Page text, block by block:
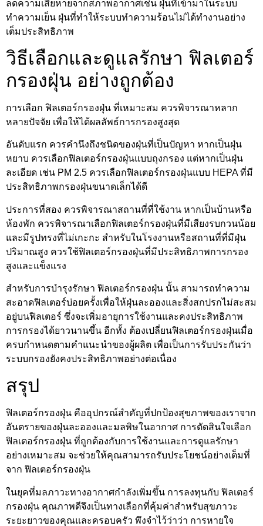
ลดความเสียหายจากสภาพอากาศเช่น ฝุ่นที่เข้ามาในระบบ
ทำความเย็น ฝุ่นที่ทำให้ระบบทำความร้อนไม่ได้ทำงานอย่าง
เต็มประสิทธิภาพ
วิธีเลือกและดูแลรักษา ฟิลเตอร์
กรองฝุ่น อย่างถูกต้อง
การเลือก ฟิลเตอร์กรองฝุ่น ที่เหมาะสม ควรพิจารณาหลาก
หลายปัจจัย เพื่อให้ได้ผลลัพธ์การกรองสูงสุด
อันดับแรก ควรคำนึงถึงชนิดของฝุ่นที่เป็นปัญหา หากเป็นฝุ่น
หยาบ ควรเลือกฟิลเตอร์กรองฝุ่นแบบถุงกรอง แต่หากเป็นฝุ่น
ละเอียด เช่น PM 2.5 ควรเลือกฟิลเตอร์กรองฝุ่นแบบ HEPA ที่มี
ประสิทธิภาพกรองฝุ่นขนาดเล็กได้ดี
ประการที่สอง ควรพิจารณาสถานที่ที่ใช้งาน หากเป็นบ้านหรือ
ห้องพัก ควรพิจารณาเลือกฟิลเตอร์กรองฝุ่นที่มีเสียงรบกวนน้อย
และมีรูปทรงที่ไม่เกะกะ สำหรับในโรงงานหรือสถานที่ที่มีฝุ่น
ปริมาณสูง ควรใช้ฟิลเตอร์กรองฝุ่นที่มีประสิทธิภาพการกรอง
สูงและแข็งแรง
สำหรับการบำรุงรักษา ฟิลเตอร์กรองฝุ่น นั้น สามารถทำความ
สะอาดฟิลเตอร์บ่อยครั้งเพื่อให้ฝุ่นละอองและสิ่งสกปรกไม่สะสม
อยู่บนฟิลเตอร์ ซึ่งจะเพิ่มอายุการใช้งานและคงประสิทธิภาพ
การกรองได้ยาวนานขึ้น อีกทั้ง ต้องเปลี่ยนฟิลเตอร์กรองฝุ่นเมื่อ
ครบกำหนดตามคำแนะนำของผู้ผลิต เพื่อเป็นการรับประกันว่า
ระบบกรองยังคงประสิทธิภาพอย่างต่อเนื่อง
สรุป
ฟิลเตอร์กรองฝุ่น คืออุปกรณ์สำคัญที่ปกป้องสุขภาพของเราจาก
อันตรายของฝุ่นละอองและมลพิษในอากาศ การตัดสินใจเลือก
ฟิลเตอร์กรองฝุ่น ที่ถูกต้องกับการใช้งานและการดูแลรักษา
อย่างเหมาะสม จะช่วยให้คุณสามารถรับประโยชน์อย่างเต็มที่
จาก ฟิลเตอร์กรองฝุ่น
ในยุคที่มลภาวะทางอากาศกำลังเพิ่มขึ้น การลงทุนกับ ฟิลเตอร์
กรองฝุ่น คุณภาพดีจึงเป็นทางเลือกที่คุ้มค่าสำหรับสุขภาวะ
ระยะยาวของคุณและครอบครัว พึงจำไว้ว่าว่า การหายใจ